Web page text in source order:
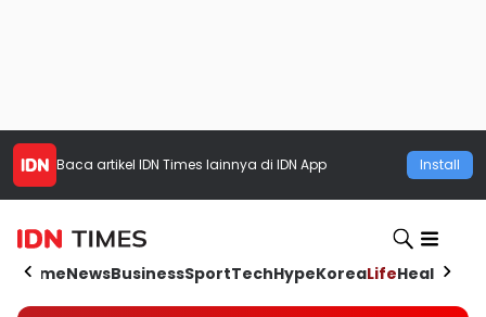
Baca artikel IDN Times lainnya di IDN App Install
HomeNewsBusinessSportTechHypeKoreaLifeHealth